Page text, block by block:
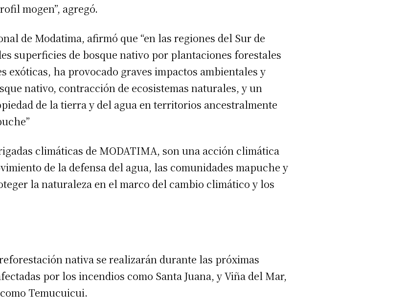
mogen”, agregó.
de Modatima, afirmó que “en las regiones del Sur de
superficies de bosque nativo por plantaciones forestales
exóticas, ha provocado graves impactos ambientales y
nativo, contracción de ecosistemas naturales, y un
de la tierra y del agua en territorios ancestralmente
climáticas de MODATIMA, son una acción climática
de la defensa del agua, las comunidades mapuche y
la naturaleza en el marco del cambio climático y los
nativa se realizarán durante las próximas
por los incendios como Santa Juana, y Viña del Mar,
Temucuicui.